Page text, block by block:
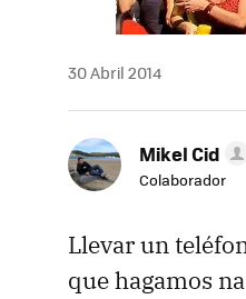
30 Abril 2014
Mikel Cid
Colaborador
Llevar un
que hagamos